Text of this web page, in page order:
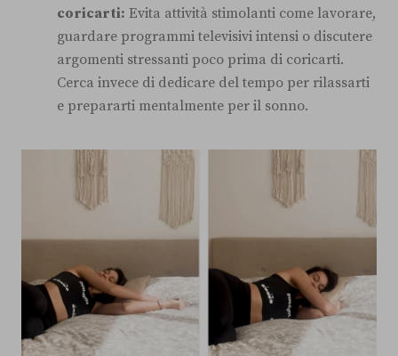
coricarti: Evita attività stimolanti come lavorare,
guardare programmi televisivi intensi o discutere
argomenti stressanti poco prima di coricarti.
Cerca invece di dedicare del tempo per rilassarti
e prepararti mentalmente per il sonno.